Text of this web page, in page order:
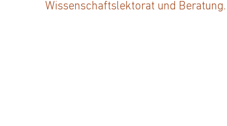
Wissenschaftslektorat und Beratung.